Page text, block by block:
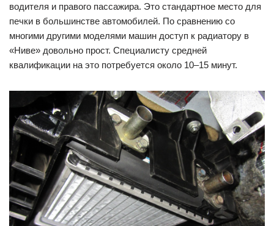
водителя и правого пассажира. Это стандартное место для
печки в большинстве автомобилей. По сравнению со
многими другими моделями машин доступ к радиатору в
«Ниве» довольно прост. Специалисту средней
квалификации на это потребуется около 10–15 минут.